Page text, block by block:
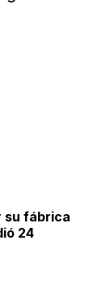
su fábrica
24